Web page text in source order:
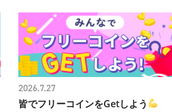
皆でフリーコインをGetしよう
2026.7.27